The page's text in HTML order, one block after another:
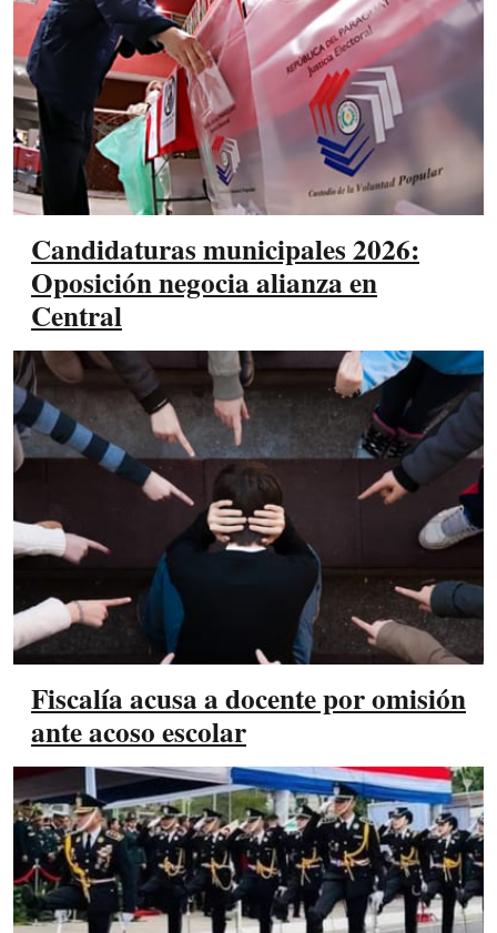
Candidaturas municipales 2026:
Oposición negocia alianza en
Central
Fiscalía acusa a docente por omisión
ante acoso escolar